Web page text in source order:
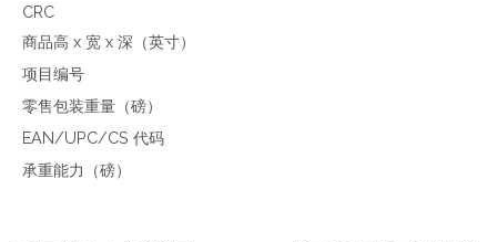
CRC
商品高 x 宽 x 深（英寸）
项目编号
零售包装重量（磅）
EAN/UPC/CS 代码
承重能力（磅）